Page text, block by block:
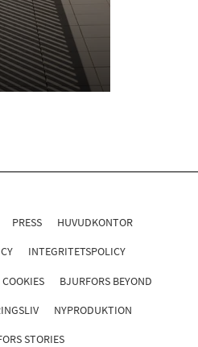
PRESS HUVUDKONTOR
INTEGRITETSPOLICY
COOKIES BJURFORS BEYOND
NYPRODUKTION
STORIES